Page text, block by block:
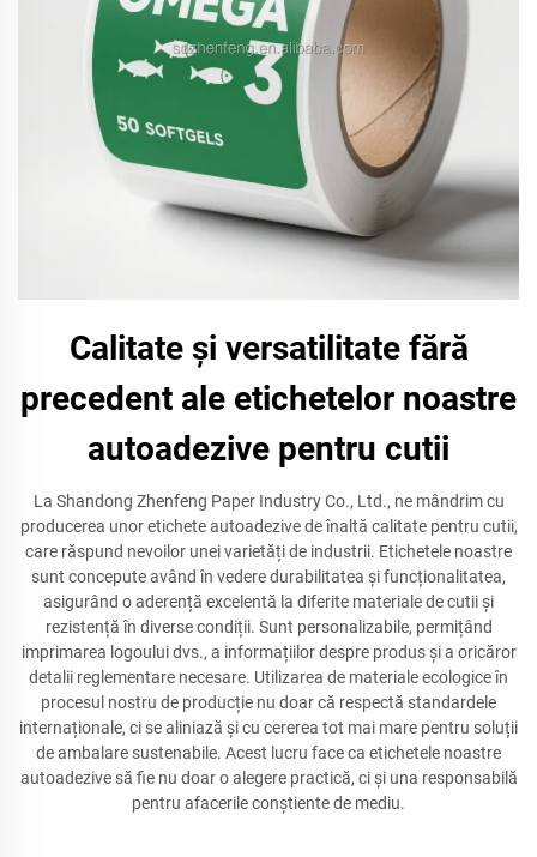
Calitate și versatilitate fără
precedent ale etichetelor noastre
autoadezive pentru cutii
La Shandong Zhenfeng Paper Industry Co., Ltd., ne mândrim cu
producerea unor etichete autoadezive de înaltă calitate pentru cutii,
care răspund nevoilor unei varietăți de industrii. Etichetele noastre
sunt concepute având în vedere durabilitatea și funcționalitatea,
asigurând o aderență excelentă la diferite materiale de cutii și
rezistență în diverse condiții. Sunt personalizabile, permițând
imprimarea logoului dvs., a informațiilor despre produs și a oricăror
detalii reglementare necesare. Utilizarea de materiale ecologice în
procesul nostru de producție nu doar că respectă standardele
internaționale, ci se aliniază și cu cererea tot mai mare pentru soluții
de ambalare sustenabile. Acest lucru face ca etichetele noastre
autoadezive să fie nu doar o alegere practică, ci și una responsabilă
pentru afacerile conștiente de mediu.